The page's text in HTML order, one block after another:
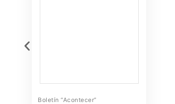
Boletín “Acontecer”